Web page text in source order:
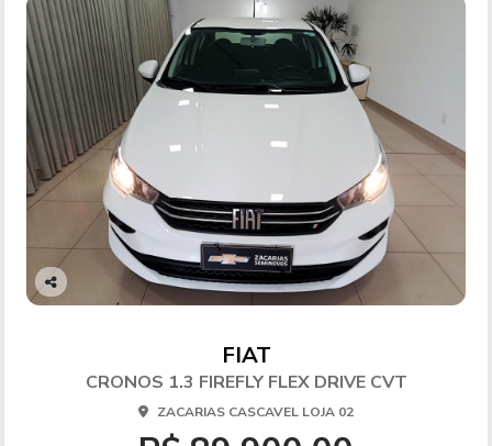
Co
FIAT
CRONOS 1.3 FIREFLY FLEX DRIVE CVT
ZACARIAS CASCAVEL LOJA 02